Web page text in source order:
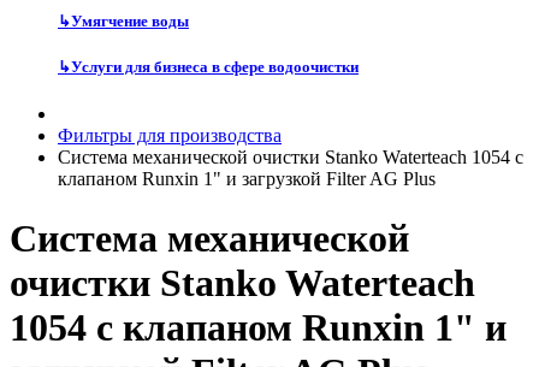
↳Умягчение воды
↳Услуги для бизнеса в сфере водоочистки
Фильтры для производства
Система механической очистки Stanko Waterteach 1054 с
клапаном Runxin 1" и загрузкой Filter AG Plus
Система механической
очистки Stanko Waterteach
1054 с клапаном Runxin 1" и